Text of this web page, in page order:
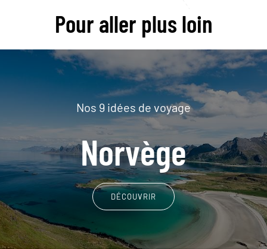
Pour aller plus loin
Nos 9 idées de voyage
Norvège
DÉCOUVRIR